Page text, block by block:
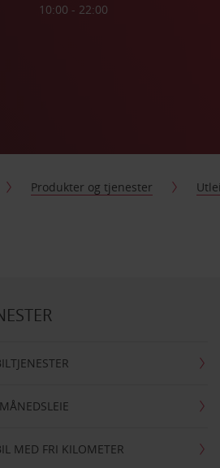
10:00 - 22:00
Produkter og tjenester
MED FRI KILOMETER